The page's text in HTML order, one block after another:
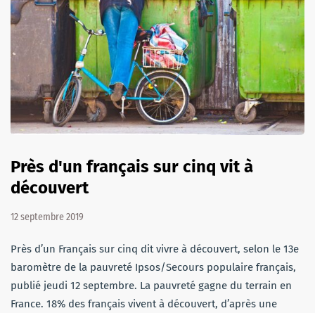
Près d'un français sur cinq vit à
découvert
12 septembre 2019
Près d’un Français sur cinq dit vivre à découvert, selon le 13e
baromètre de la pauvreté Ipsos/Secours populaire français,
publié jeudi 12 septembre. La pauvreté gagne du terrain en
France. 18% des français vivent à découvert, d’après une